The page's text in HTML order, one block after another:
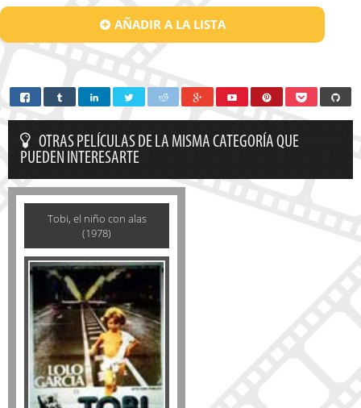
AÑADIR A LA LISTA
OTRAS PELÍCULAS DE LA MISMA CATEGORÍA QUE
PUEDEN INTERESARTE
Tobi, el niño con alas
(1978)